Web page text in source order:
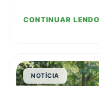
CONTINUAR LENDO
NOTÍCIA